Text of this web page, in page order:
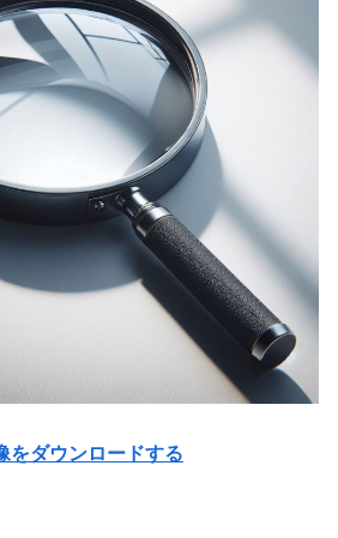
をダウンロードする